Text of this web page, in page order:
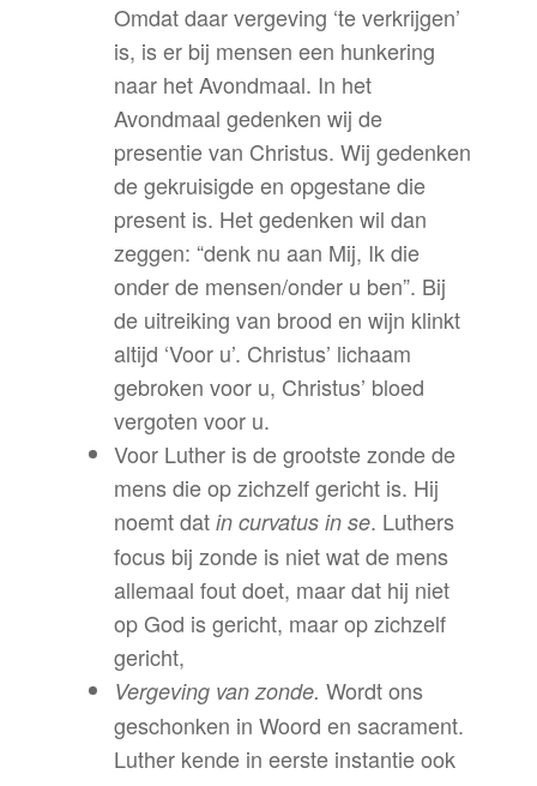
Omdat daar vergeving ‘te verkrijgen’
is, is er bij mensen een hunkering
naar het Avondmaal. In het
Avondmaal gedenken wij de
presentie van Christus. Wij gedenken
de gekruisigde en opgestane die
present is. Het gedenken wil dan
zeggen: “denk nu aan Mij, Ik die
onder de mensen/onder u ben”. Bij
de uitreiking van brood en wijn klinkt
altijd ‘Voor u’. Christus’ lichaam
gebroken voor u, Christus’ bloed
vergoten voor u.
Voor Luther is de grootste zonde de
mens die op zichzelf gericht is. Hij
noemt dat in curvatus in se. Luthers
focus bij zonde is niet wat de mens
allemaal fout doet, maar dat hij niet
op God is gericht, maar op zichzelf
gericht,
Vergeving van zonde. Wordt ons
geschonken in Woord en sacrament.
Luther kende in eerste instantie ook